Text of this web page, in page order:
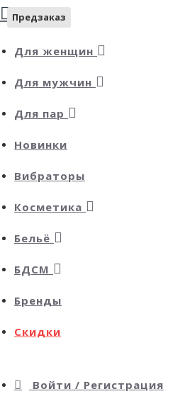
Для женщин
Для мужчин
Для пар
Новинки
Вибраторы
Косметика
Бельё
БДСМ
Бренды
Скидки
Войти / Регистрация
Предзаказ